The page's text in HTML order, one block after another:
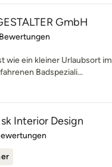
GmbH
5 von 5 Sternen
wie ein kleiner Urlaubsort im
Badspeziali...
Interior Design
5 von 5 Sternen